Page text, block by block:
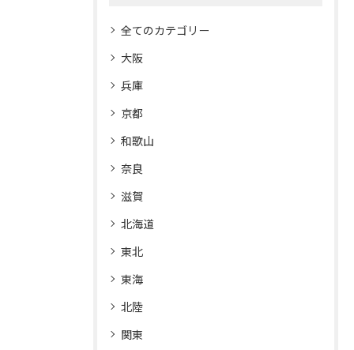
全てのカテゴリー
大阪
兵庫
京都
和歌山
奈良
滋賀
北海道
東北
東海
北陸
関東